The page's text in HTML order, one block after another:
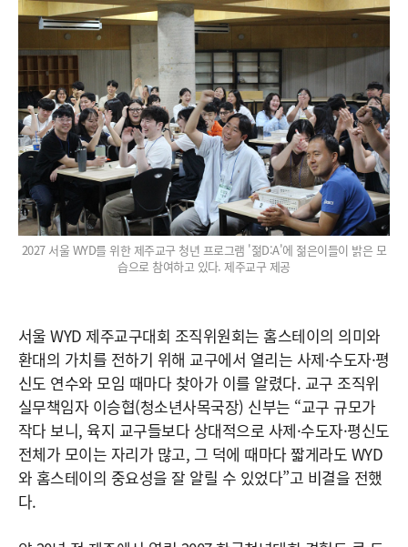
2027 서울 WYD를 위한 제주교구 청년 프로그램 '젊D:A'에 젊은이들이 밝은 모
습으로 참여하고 있다. 제주교구 제공
서울 WYD 제주교구대회 조직위원회는 홈스테이의 의미와
환대의 가치를 전하기 위해 교구에서 열리는 사제·수도자·평
신도 연수와 모임 때마다 찾아가 이를 알렸다. 교구 조직위
실무책임자 이승협(청소년사목국장) 신부는 “교구 규모가
작다 보니, 육지 교구들보다 상대적으로 사제·수도자·평신도
전체가 모이는 자리가 많고, 그 덕에 때마다 짧게라도 WYD
와 홈스테이의 중요성을 잘 알릴 수 있었다”고 비결을 전했
다.